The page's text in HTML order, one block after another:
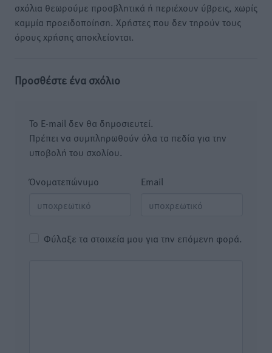
σχόλια θεωρούμε προσβλητικά ή περιέχουν ύβρεις, χωρίς
καμμία προειδοποίηση. Χρήστες που δεν τηρούν τους
όρους χρήσης αποκλείονται.
Προσθέστε ένα σχόλιο
Το E-mail δεν θα δημοσιευτεί.
Πρέπει να συμπληρωθούν όλα τα πεδία για την
υποβολή του σχολίου.
Όνοματεπώνυμο Email
Φύλαξε τα στοιχεία μου για την επόμενη φορά.